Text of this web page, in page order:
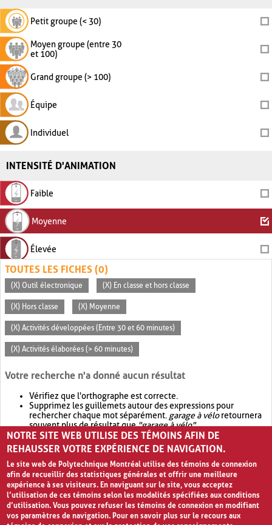
Petit groupe (< 30)
Moyen groupe (entre 30
et 100)
Grand groupe (> 100)
Équipe
Individuel
INTENSITÉ D'ANIMATION
Faible
Moyenne
Élevée
TOUTES LES FICHES (0)
(X) Outil électronique (X) En classe et hors classe
(X) Hors classe (X) Moyenne
(X) Activités développées (Entre 30 et 60 minutes)
(X) Activités élaborées (> 60 minutes)
Votre recherche n'a donné aucun résultat
Vérifiez que l'orthographe est correcte.
Supprimez les guillemets autour des expressions pour
rechercher chaque mot séparément. garage à véloretournera
souvent plus de résultat que"garage à vélo".
Envisagez d'élargir votre recherche avec OR.garage OR vélo
retournera souvent plus de résultat quegarage à vélo
NOTRE SITE WEB UTILISE DES TÉMOINS AFIN DE
REHAUSSER VOTRE EXPÉRIENCE DE NAVIGATION.
Le site web de Polytechnique Montréal utilise des témoins de connexion
afin de recueillir des statistiques générales et offrir une meilleure
expérience à ses visiteurs. En naviguant sur le site, vous acceptez
l’utilisation de ces témoins selon les modalités spécifiées aux conditions
d’utilisation. Vous pouvez refuser les témoins de connexion en modifiant
vos paramètres de navigation. Pour en savoir plus sur le recours aux